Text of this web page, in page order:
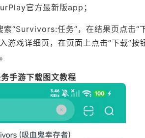
官方最新版app；
“Survivors:任务”，在结果页点击“
游戏详细页，在页面上点击“下载”按
手游下载图文教程